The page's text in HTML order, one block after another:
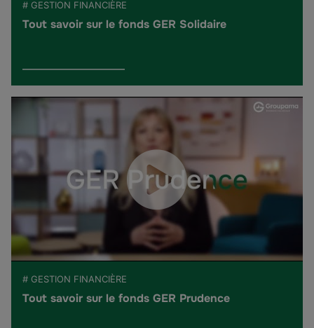
# GESTION FINANCIÈRE
Tout savoir sur le fonds GER Solidaire
# GESTION FINANCIÈRE
Tout savoir sur le fonds GER Prudence